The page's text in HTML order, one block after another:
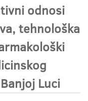
odnosi
tehnološka
Luci